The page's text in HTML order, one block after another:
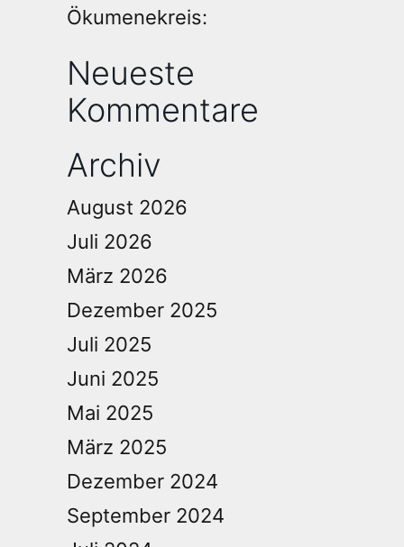
Ökumenekreis:
Neueste
Kommentare
Archiv
August 2026
Juli 2026
März 2026
Dezember 2025
Juli 2025
Juni 2025
Mai 2025
März 2025
Dezember 2024
September 2024